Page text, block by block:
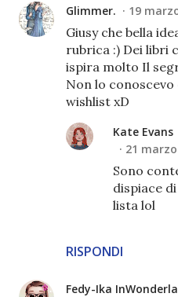
Glimmer. 19
Giusy che bella
rubrica :) Dei libri
ispira molto Il
Non lo conoscevo
wishlist xD
RISPONDI
Kate Evans
21
Sono
dispiace
lista lol
Fedy-Ika